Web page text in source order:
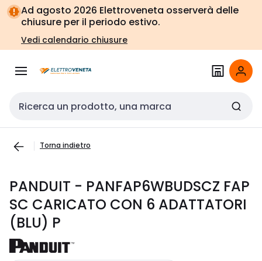
Vai alla
navigazione
Vai
alla
pagina
Ad agosto 2026 Elettroveneta osserverà delle
chiusure per il periodo estivo.
Vedi calendario chiusure
Cerca input
Torna indietro
PANDUIT - PANFAP6WBUDSCZ FAP
SC CARICATO CON 6 ADATTATORI
(BLU) P